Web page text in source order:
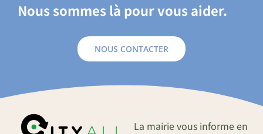
Nous sommes là pour vous aider.
NOUS CONTACTER
La mairie vous informe en